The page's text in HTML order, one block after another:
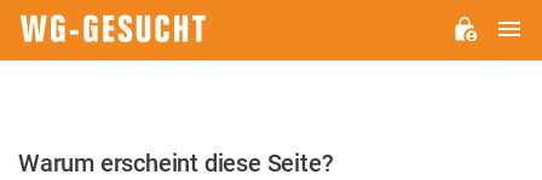
Bitte
Warum erscheint diese Seite?